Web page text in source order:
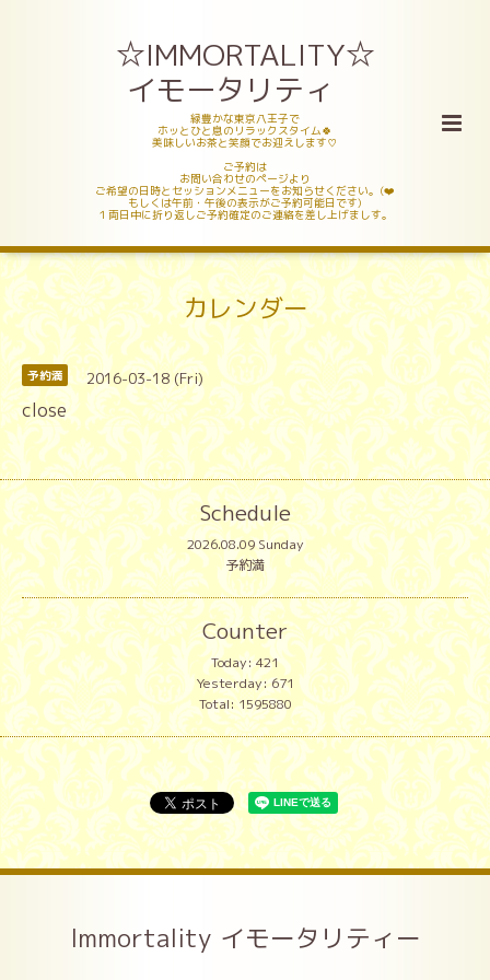
☆IMMORTALITY☆
イモータリティ
緑豊かな東京八王子で
ホッとひと息のリラックスタイム🍀
美味しいお茶と笑顔でお迎えします♡
ご予約は
お問い合わせのページより
ご希望の日時とセッションメニューをお知らせください。(❤️
もしくは午前・午後の表示がご予約可能日です)
１両日中に折り返しご予約確定のご連絡を差し上げましす。
カレンダー
予約満 2016-03-18 (Fri)
close
Schedule
2026.08.09 Sunday
予約満
Counter
Today:421
Yesterday:671
Total:1595880
Immortality イモータリティー